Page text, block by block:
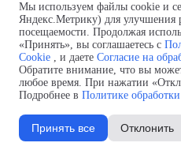
Датчики
датчики
Каталоги ▼
Каталоги по всей
Каталоги
INNORED/
Каталоги
Мы используем файлы cookie и
Яндекс.Метрику) для улучшения
посещаемости. Продолжая
«Принять», вы соглашаетесь с
Cookie , и даете Согласие на
Обратите внимание, что вы
любое время. При нажатии
Подробнее в Политике
Принять все Отклонить